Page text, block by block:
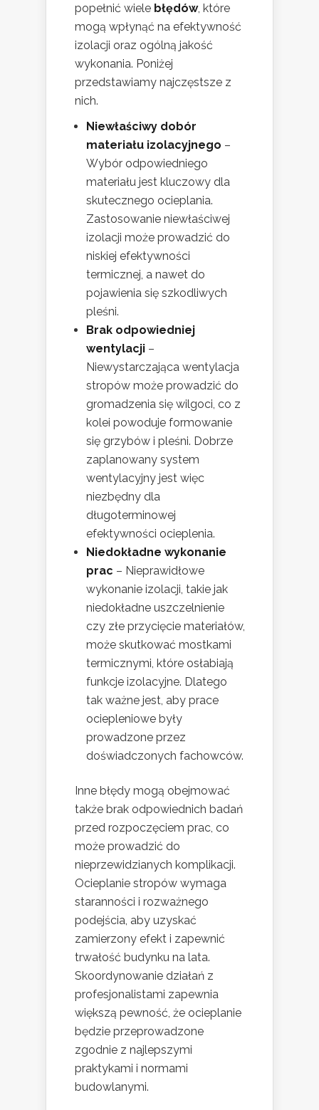
popełnić wiele błędów, które
mogą wpłynąć na efektywność
izolacji oraz ogólną jakość
wykonania. Poniżej
przedstawiamy najczęstsze z
nich.
Niewłaściwy dobór
materiału izolacyjnego –
Wybór odpowiedniego
materiału jest kluczowy dla
skutecznego ocieplania.
Zastosowanie niewłaściwej
izolacji może prowadzić do
niskiej efektywności
termicznej, a nawet do
pojawienia się szkodliwych
pleśni.
Brak odpowiedniej
wentylacji –
Niewystarczająca wentylacja
stropów może prowadzić do
gromadzenia się wilgoci, co z
kolei powoduje formowanie
się grzybów i pleśni. Dobrze
zaplanowany system
wentylacyjny jest więc
niezbędny dla
długoterminowej
efektywności ocieplenia.
Niedokładne wykonanie
prac – Nieprawidłowe
wykonanie izolacji, takie jak
niedokładne uszczelnienie
czy złe przycięcie materiałów,
może skutkować mostkami
termicznymi, które osłabiają
funkcje izolacyjne. Dlatego
tak ważne jest, aby prace
ociepleniowe były
prowadzone przez
doświadczonych fachowców.
Inne błędy mogą obejmować
także brak odpowiednich badań
przed rozpoczęciem prac, co
może prowadzić do
nieprzewidzianych komplikacji.
Ocieplanie stropów wymaga
staranności i rozważnego
podejścia, aby uzyskać
zamierzony efekt i zapewnić
trwałość budynku na lata.
Skoordynowanie działań z
profesjonalistami zapewnia
większą pewność, że ocieplanie
będzie przeprowadzone
zgodnie z najlepszymi
praktykami i normami
budowlanymi.